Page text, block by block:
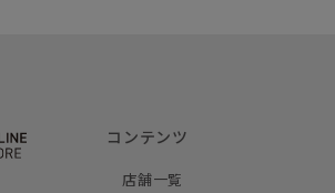
コンテンツ
店舗一覧